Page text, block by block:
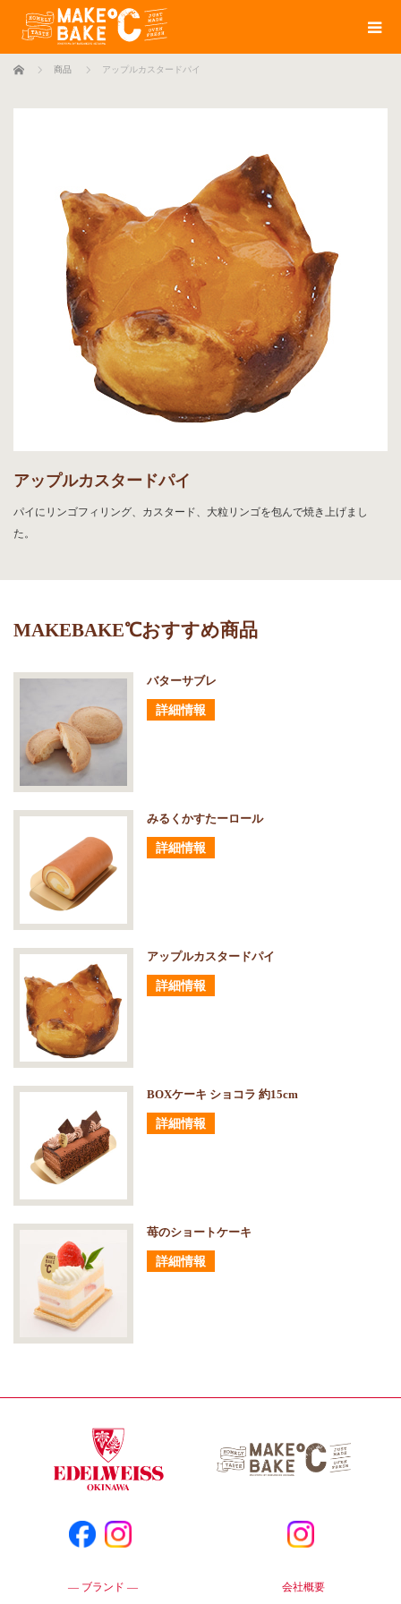
ホーム 商品 アップルカスタードパイ
アップルカスタードパイ
パイにリンゴフィリング、カスタード、大粒リンゴを包んで焼き上げまし
た。
MAKEBAKE℃おすすめ商品
バターサブレ
詳細情報
みるくかすたーロール
詳細情報
アップルカスタードパイ
詳細情報
BOXケーキ ショコラ 約15cm
詳細情報
苺のショートケーキ
詳細情報
― ブランド ― 会社概要